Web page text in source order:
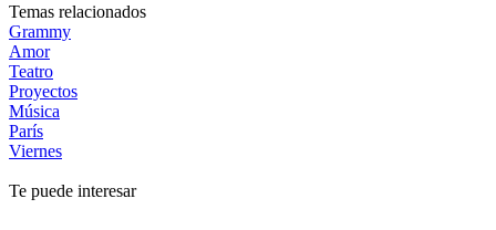
Temas relacionados
Grammy
Amor
Teatro
Proyectos
Música
París
Viernes
Te puede interesar